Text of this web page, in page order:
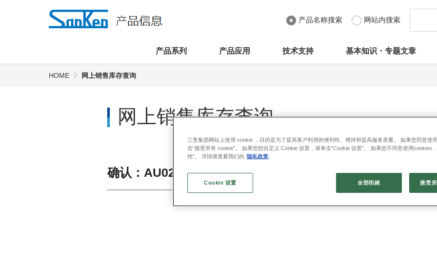
产品名称搜索 网站内搜索
产品系列 产品应用 技术支持 基本知识・专题文章
HOME 网上销售库存查询
网上销售库存查询
确认：AU02
三垦集团网站上使用 cookie ，目的是为了提高客户利用的便利性、维持和提高服务质量。 如果您同意使
击“接受所有 cookie”。 如果您想自定义 Cookie 设置，请单击“Cookie 设置”。 如果您不同意使用cookies
绝”。 详情请查看我们的 隐私政策
全部拒絕 接受
Cookie 设置